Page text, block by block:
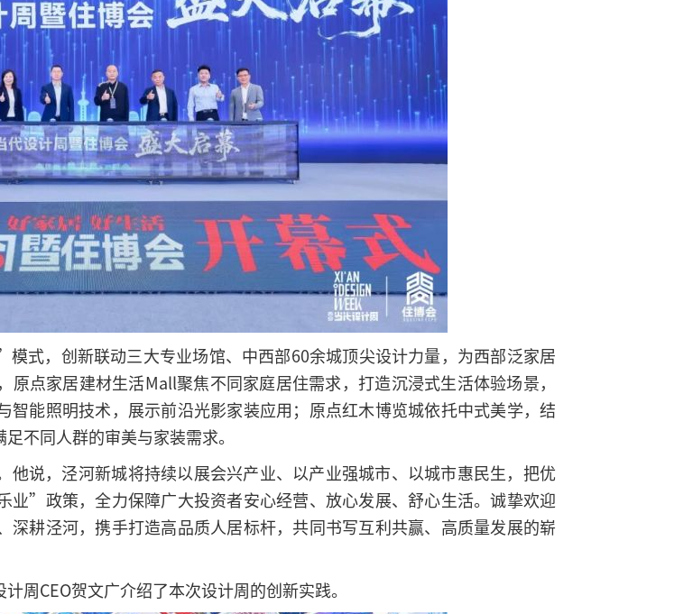
式，创新联动三大专业场馆、中西部60余城顶尖设计力量，为西部泛家居
点家居建材生活Mall聚焦不同家庭居住需求，打造沉浸式生活体验场景，
能照明技术，展示前沿光影家装应用；原点红木博览城依托中式美学，结
不同人群的审美与家装需求。
说，泾河新城将持续以展会兴产业、以产业强城市、以城市惠民生，把优
”政策，全力保障广大投资者安心经营、放心发展、舒心生活。诚挚欢迎
耕泾河，携手打造高品质人居标杆，共同书写互利共赢、高质量发展的崭
周CEO贺文广介绍了本次设计周的创新实践。